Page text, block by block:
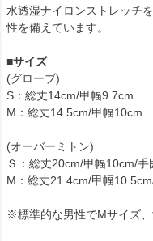
水透湿ナイロンストレッチ
性を備えています。
■サイズ
(グローブ)
S：総丈14cm/甲幅9.7cm
M：総丈14.5cm/甲幅10cm
(オーバーミトン)
Ｓ：総丈20cm/甲幅10cm/
М：総丈21.4cm/甲幅
※標準的な男性でMサイズ、